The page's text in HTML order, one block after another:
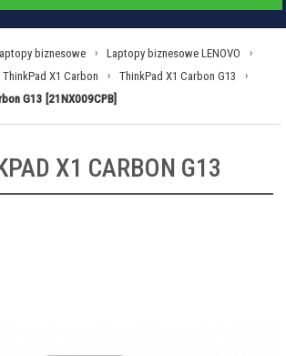
biznesowe › Laptopy biznesowe LENOVO ›
ThinkPad X1 Carbon › ThinkPad X1 Carbon G13 ›
G13 [21NX009CPB]
X1 CARBON G13